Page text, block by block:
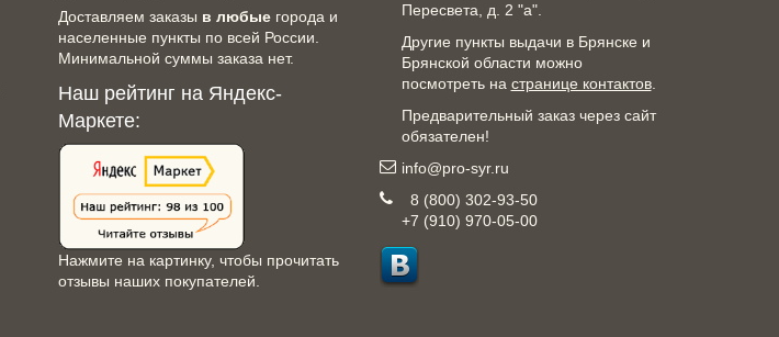
Доставляем заказы в любые города и
населенные пункты по всей России.
Минимальной суммы заказа нет.
Наш рейтинг на Яндекс-
Маркете:
Нажмите на картинку, чтобы прочитать
отзывы наших покупателей.
Пересвета, д. 2 "а".
Другие пункты выдачи в Брянске и
Брянской области можно
посмотреть на странице контактов.
Предварительный заказ через сайт
обязателен!
info@pro-syr.ru
8 (800) 302-93-50
+7 (910) 970-05-00